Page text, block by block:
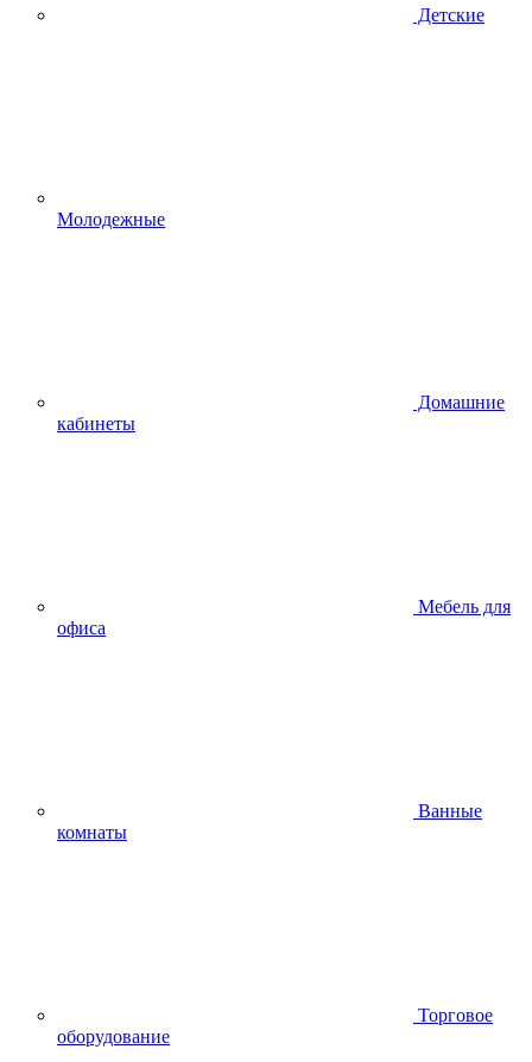
Детские
Молодежные
Домашние
кабинеты
Мебель для
офиса
Ванные
комнаты
Торговое
оборудование